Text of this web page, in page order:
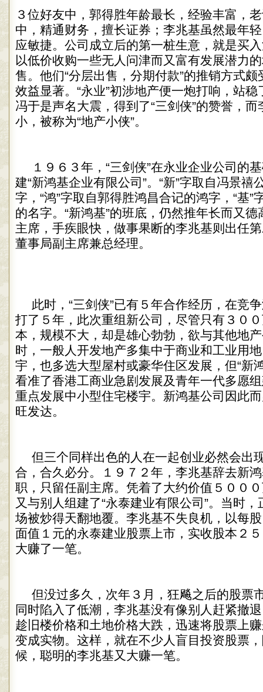
３位好友中，郭得胜年龄最长，经验丰富，
中，精通财务，擅长证券；李兆基虽然最年
应敏捷。公司成立后的第一桩生意，就是买
以低价收购一些无人问津而又富有发展潜力
售。他们“分层出售，分期付款”的推销方式
效益显著。“永业”初涉地产便一炮打响，站
冯于是声名大震，得到了“三剑侠”的赞誉，
小，被称为“地产小侠”。
１９６３年，“三剑侠”在永业企业公司的
建“新鸿基企业有限公司”。“新”字取自冯景禧
字，“鸿”字取自郭得胜鸿昌合记的鸿字，“基”
的名字。“新鸿基”的班底，仍然推年长而又
主席，手疾眼快，做事果断的李兆基则出任
董事局副主席兼总经理。
此时，“三剑侠”已有５年合作经历，在竞
打了５年，此次重组新公司，尽管只有３０
本，规模不大，却是雄心勃勃，欲与其他地
时，一般人开发地产多集中于商业和工业用
宇，也多选大型屋村或豪华住区发展，但“新
看准了香港工商业急剧发展及青年一代多愿
重点发展中小型住宅楼宇。新鸿基公司因此
旺发达。
但三个同样出色的人在一起创业必然会出
合，合久必分。１９７２年，李兆基辞去新
职，只留任副主席。凭着了大约价值５００
又与别人组建了“永泰建业有限公司”。当时
场被炒得天翻地覆。李兆基不失良机，以每
面值１元的永泰建业股票上市，实收股本２
大赚了一笔。
但没过多久，次年３月，狂飚之后的股票
同时陷入了低潮，李兆基没有像别人赶紧撤
趁旧楼价格和土地价格大跌，迅速将股票上
变成实物。这样，就在不少人盲目投资股票
候，聪明的李兆基又大赚一笔。